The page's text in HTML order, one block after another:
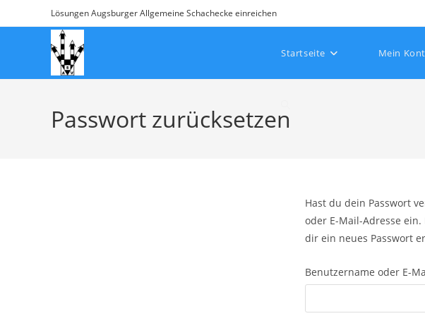
Inhalt
Lösungen Augsburger Allgemeine Schachecke einreichen
Startseite Mein
umschalten
Passwort zurücksetzen
Hast du dein Passwort
oder E-Mail-Adresse
dir ein neues Passwort
Benutzername oder E-